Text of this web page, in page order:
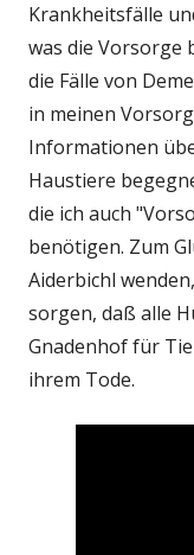
Krankheitsfälle
was die Vorsorge
die Fälle von
in meinen
Informationen
Haustiere
die ich auch
benötigen. Zum
Aiderbichl
sorgen, daß alle
Gnadenhof für
ihrem Tode.